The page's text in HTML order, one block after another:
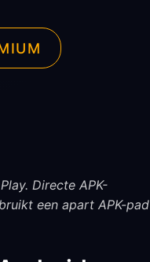
Directe APK-
een apart APK-pad